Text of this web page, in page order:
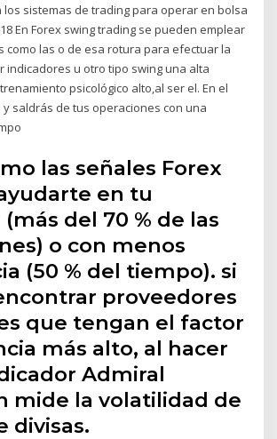
los sistemas de trading para operar en bolsa
En Forex swing trading se pueden emplear
como las o de esa rotura para efectuar la
indicadores u otro tipo swing una alta
psicológico alto,al ser el. En el
saldrás de tus operaciones con una
las señales Forex
en tu
del 70 % de las
o con menos
(50 % del tiempo). si
proveedores
que tengan el factor
más alto, al hacer
Admiral
mide la volatilidad de
divisas.